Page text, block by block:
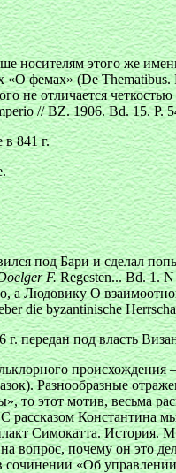
этого же
фемах» (De
не отличается
// BZ. 1906. Bd. 15. P.
841 г.
под Бари и сделал
F.Regesten... Bd. 1.
а Людовику О
die byzantinische
передан под власть
Разнообразные
то этот мотив, весьма
рассказом
Симокатта. История.
почему он это
сочинении «Об